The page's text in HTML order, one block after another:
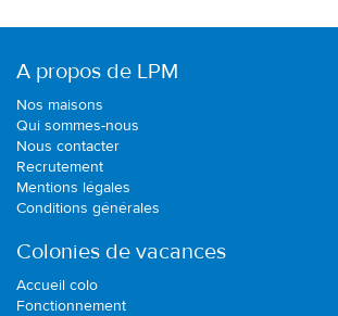
A propos de LPM
Nos maisons
Qui sommes-nous
Nous contacter
Recrutement
Mentions légales
Conditions générales
Colonies de vacances
Accueil colo
Fonctionnement